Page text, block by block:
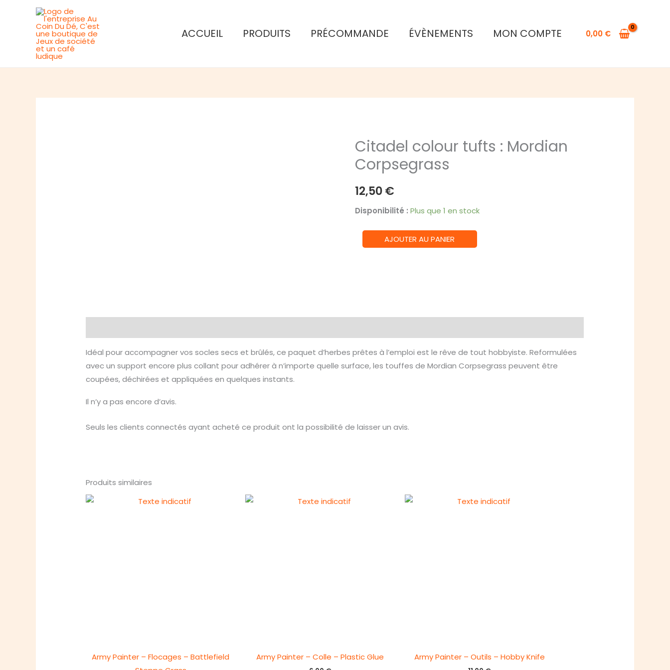
ACCUEIL PRODUITS PRÉCOMMANDE ÉVÈNEMENTS MON COMPTE 0,00 €
Citadel colour tufts : Mordian
Corpsegrass
12,50€
Disponibilité : Plus que 1 en stock
quantité
de
Mordian
AJOUTER AU PANIER
Idéal pour accompagner vos socles secs et brûlés, ce paquet d’herbes prêtes à l’emploi est le rêve de tout hobbyiste. Reformulées
avec un support encore plus collant pour adhérer à n’importe quelle surface, les touffes de Mordian Corpsegrass peuvent être
coupées, déchirées et appliquées en quelques instants.
Il n’y a pas encore d’avis.
Seuls les clients connectés ayant acheté ce produit ont la possibilité de laisser un avis.
Produits similaires
Army Painter – Flocages – Battlefield
Army Painter – Colle – Plastic Glue Army Painter – Outils – Hobby Knife
colour